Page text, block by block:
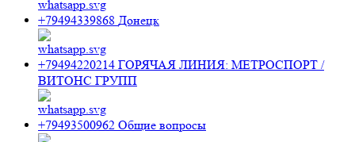
+79494339868 Донецк
+79494220214 ГОРЯЧАЯ ЛИНИЯ: МЕТРОСПОРТ /
ВИТОНС ГРУПП
+79493500962 Общие вопросы